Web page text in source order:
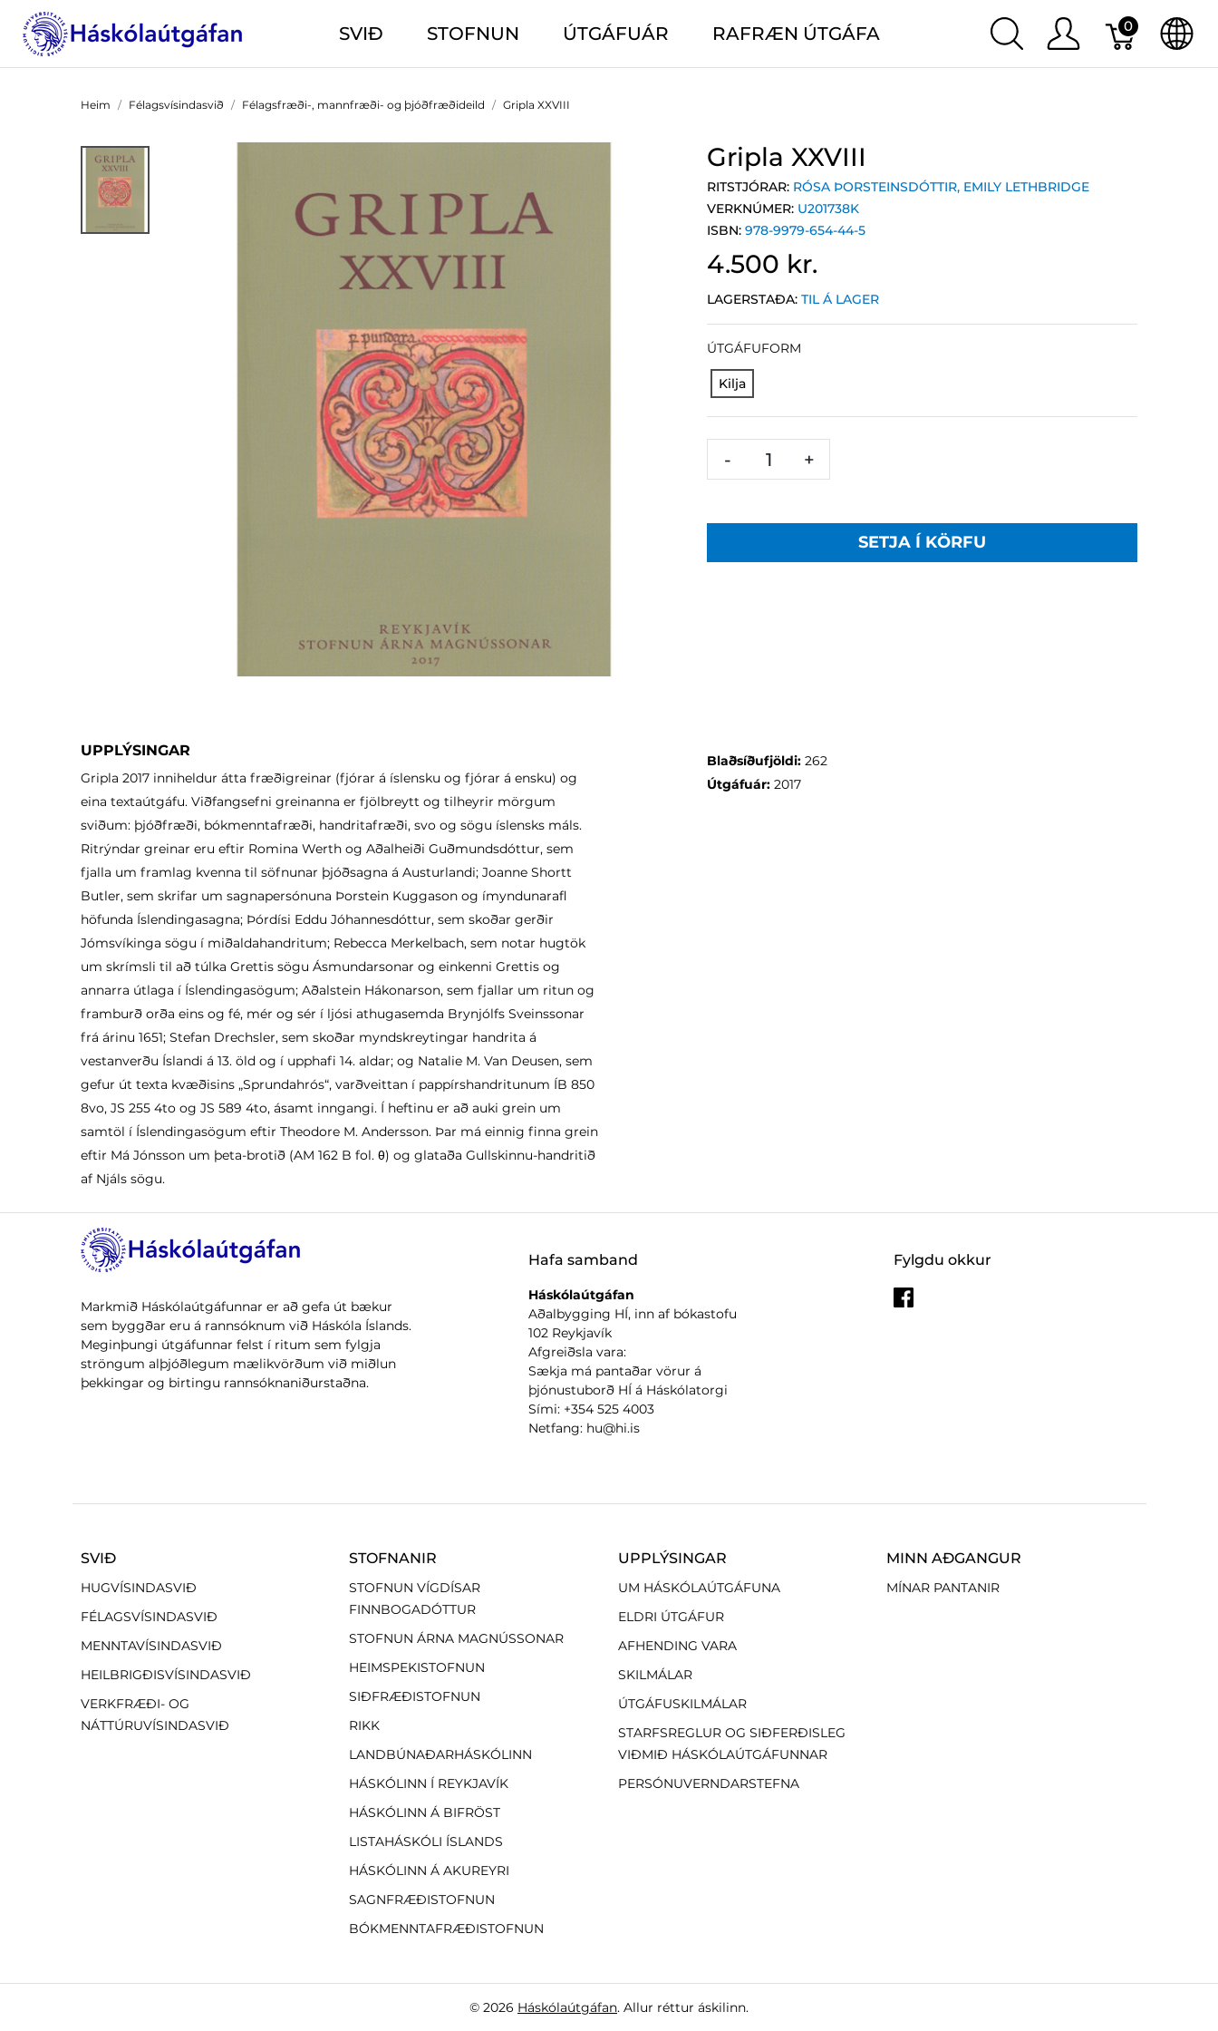
SVIÐ STOFNUN ÚTGÁFUÁR RAFRÆN ÚTGÁFA 0
Heim Félagsvísindasvið Félagsfræði-, mannfræði- og þjóðfræðideild Gripla XXVIII
Gripla XXVIII
RITSTJÓRAR: RÓSA ÞORSTEINSDÓTTIR, EMILY LETHBRIDGE
VERKNÚMER: U201738K
ISBN:978-9979-654-44-5
4.500 kr.
LAGERSTAÐA:TIL Á LAGER
ÚTGÁFUFORM
Kilja
- +
SETJA Í KÖRFU
UPPLÝSINGAR
Gripla 2017 inniheldur átta fræðigreinar (fjórar á íslensku og fjórar á ensku) og
eina textaútgáfu. Viðfangsefni greinanna er fjölbreytt og tilheyrir mörgum
sviðum: þjóðfræði, bókmenntafræði, handritafræði, svo og sögu íslensks máls.
Ritrýndar greinar eru eftir Romina Werth og Aðalheiði Guðmundsdóttur, sem
fjalla um framlag kvenna til söfnunar þjóðsagna á Austurlandi; Joanne Shortt
Butler, sem skrifar um sagnapersónuna Þorstein Kuggason og ímyndunarafl
höfunda Íslendingasagna; Þórdísi Eddu Jóhannesdóttur, sem skoðar gerðir
Jómsvíkinga sögu í miðaldahandritum; Rebecca Merkelbach, sem notar hugtök
um skrímsli til að túlka Grettis sögu Ásmundarsonar og einkenni Grettis og
annarra útlaga í Íslendingasögum; Aðalstein Hákonarson, sem fjallar um ritun og
framburð orða eins og fé, mér og sér í ljósi athugasemda Brynjólfs Sveinssonar
frá árinu 1651; Stefan Drechsler, sem skoðar myndskreytingar handrita á
vestanverðu Íslandi á 13. öld og í upphafi 14. aldar; og Natalie M. Van Deusen, sem
gefur út texta kvæðisins „Sprundahrós“, varðveittan í pappírshandritunum ÍB 850
8vo, JS 255 4to og JS 589 4to, ásamt inngangi. Í heftinu er að auki grein um
samtöl í Íslendingasögum eftir Theodore M. Andersson. Þar má einnig finna grein
eftir Má Jónsson um þeta-brotið (AM 162 B fol. θ) og glataða Gullskinnu-handritið
af Njáls sögu.
Blaðsíðufjöldi: 262
Útgáfuár: 2017
Markmið Háskólaútgáfunnar er að gefa út bækur
sem byggðar eru á rannsóknum við Háskóla Íslands.
Meginþungi útgáfunnar felst í ritum sem fylgja
ströngum alþjóðlegum mælikvörðum við miðlun
þekkingar og birtingu rannsóknaniðurstaðna.
Fylgdu okkur
Hafa samband
Háskólaútgáfan
Aðalbygging HÍ, inn af bókastofu
102 Reykjavík
Afgreiðsla vara:
Sækja má pantaðar vörur á
þjónustuborð HÍ á Háskólatorgi
Sími: +354 525 4003
Netfang: hu@hi.is
SVIÐ
HUGVÍSINDASVIÐ
FÉLAGSVÍSINDASVIÐ
MENNTAVÍSINDASVIÐ
HEILBRIGÐISVÍSINDASVIÐ
VERKFRÆÐI- OG
NÁTTÚRUVÍSINDASVIÐ
STOFNANIR
STOFNUN VÍGDÍSAR
FINNBOGADÓTTUR
STOFNUN ÁRNA MAGNÚSSONAR
HEIMSPEKISTOFNUN
SIÐFRÆÐISTOFNUN
RIKK
LANDBÚNAÐARHÁSKÓLINN
HÁSKÓLINN Í REYKJAVÍK
HÁSKÓLINN Á BIFRÖST
LISTAHÁSKÓLI ÍSLANDS
HÁSKÓLINN Á AKUREYRI
SAGNFRÆÐISTOFNUN
BÓKMENNTAFRÆÐISTOFNUN
UPPLÝSINGAR
UM HÁSKÓLAÚTGÁFUNA
ELDRI ÚTGÁFUR
AFHENDING VARA
SKILMÁLAR
ÚTGÁFUSKILMÁLAR
STARFSREGLUR OG SIÐFERÐISLEG
VIÐMIÐ HÁSKÓLAÚTGÁFUNNAR
PERSÓNUVERNDARSTEFNA
MINN AÐGANGUR
MÍNAR PANTANIR
© 2026 Háskólaútgáfan. Allur réttur áskilinn.